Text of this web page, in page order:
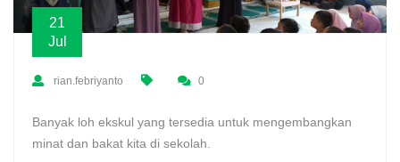
21
Jul
rian.febriyanto 0
Banyak loh ekskul yang tersedia untuk mengembangkan
minat dan bakat kita di sekolah.